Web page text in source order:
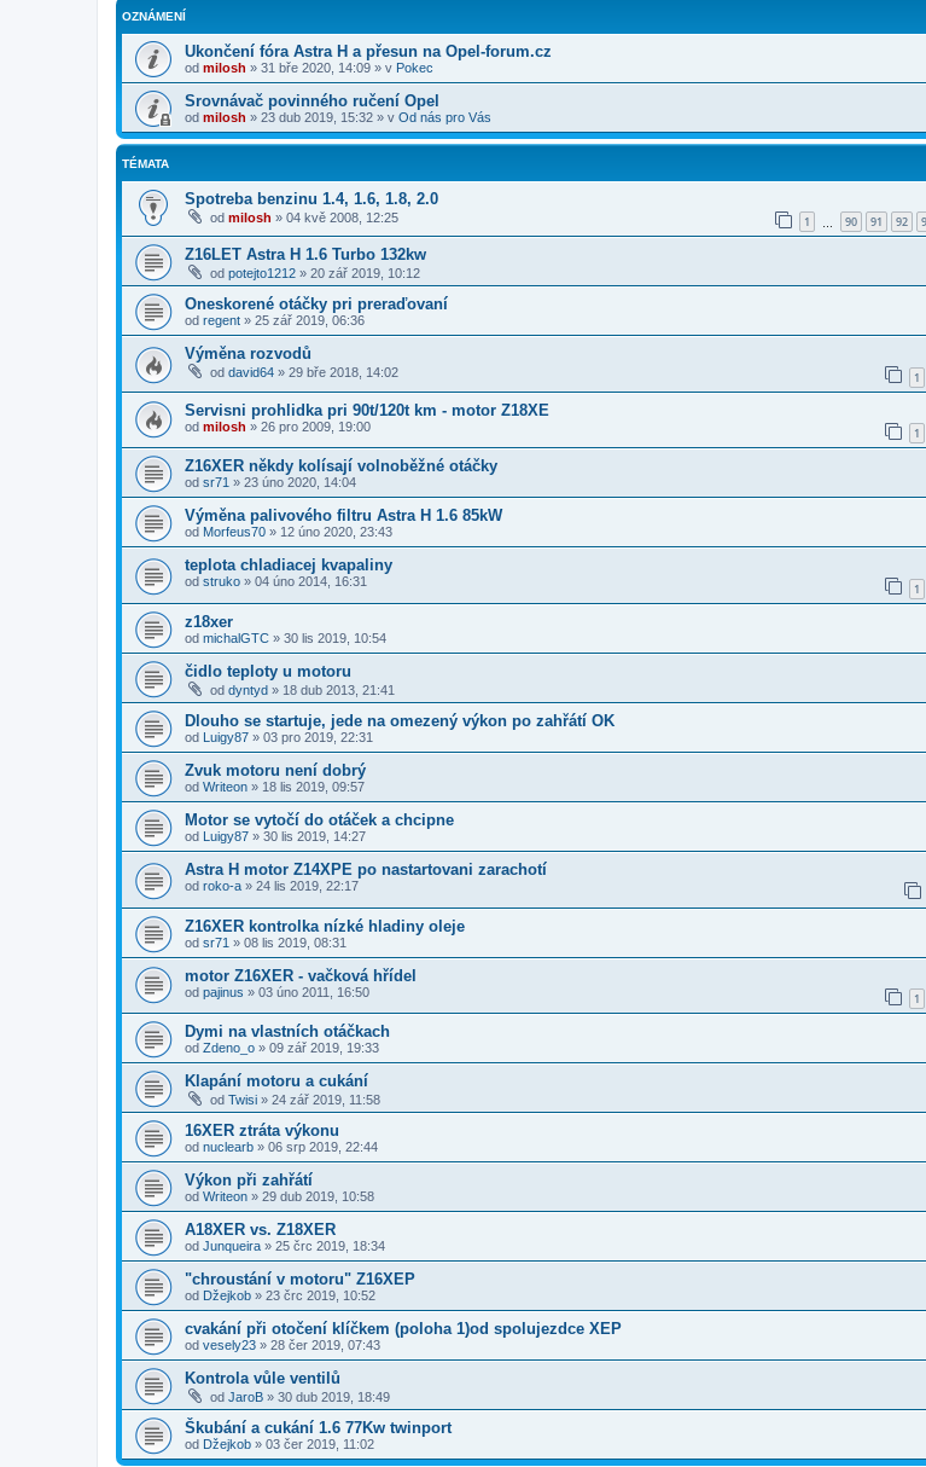
OZNÁMENÍ
Ukončení fóra Astra H a přesun na Opel-forum.cz
od milosh » 31 bře 2020, 14:09 » v Pokec
Srovnávač povinného ručení Opel
od milosh » 23 dub 2019, 15:32 » v Od nás pro Vás
TÉMATA
Spotreba benzinu 1.4, 1.6, 1.8, 2.0
od milosh » 04 kvě 2008, 12:25 1 90 91 92
Z16LET Astra H 1.6 Turbo 132kw
od potejto1212 » 20 zář 2019, 10:12
Oneskorené otáčky pri preraďovaní
od regent » 25 zář 2019, 06:36
Výměna rozvodů
od david64 » 29 bře 2018, 14:02 1
Servisni prohlidka pri 90t/120t km - motor Z18XE
od milosh » 26 pro 2009, 19:00 1
Z16XER někdy kolísají volnoběžné otáčky
od sr71 » 23 úno 2020, 14:04
Výměna palivového filtru Astra H 1.6 85kW
od Morfeus70 » 12 úno 2020, 23:43
teplota chladiacej kvapaliny
od struko » 04 úno 2014, 16:31 1
z18xer
od michalGTC » 30 lis 2019, 10:54
čidlo teploty u motoru
od dyntyd » 18 dub 2013, 21:41
Dlouho se startuje, jede na omezený výkon po zahřátí OK
od Luigy87 » 03 pro 2019, 22:31
Zvuk motoru není dobrý
od Writeon » 18 lis 2019, 09:57
Motor se vytočí do otáček a chcipne
od Luigy87 » 30 lis 2019, 14:27
Astra H motor Z14XPE po nastartovani zarachotí
od roko-a » 24 lis 2019, 22:17
Z16XER kontrolka nízké hladiny oleje
od sr71 » 08 lis 2019, 08:31
motor Z16XER - vačková hřídel
od pajinus » 03 úno 2011, 16:50 1
Dymi na vlastních otáčkach
od Zdeno_o » 09 zář 2019, 19:33
Klapání motoru a cukání
od Twisi » 24 zář 2019, 11:58
16XER ztráta výkonu
od nuclearb » 06 srp 2019, 22:44
Výkon při zahřátí
od Writeon » 29 dub 2019, 10:58
A18XER vs. Z18XER
od Junqueira » 25 črc 2019, 18:34
"chroustání v motoru" Z16XEP
od Džejkob » 23 črc 2019, 10:52
cvakání při otočení klíčkem (poloha 1)od spolujezdce XEP
od vesely23 » 28 čer 2019, 07:43
Kontrola vůle ventilů
od JaroB » 30 dub 2019, 18:49
Škubání a cukání 1.6 77Kw twinport
od Džejkob » 03 čer 2019, 11:02